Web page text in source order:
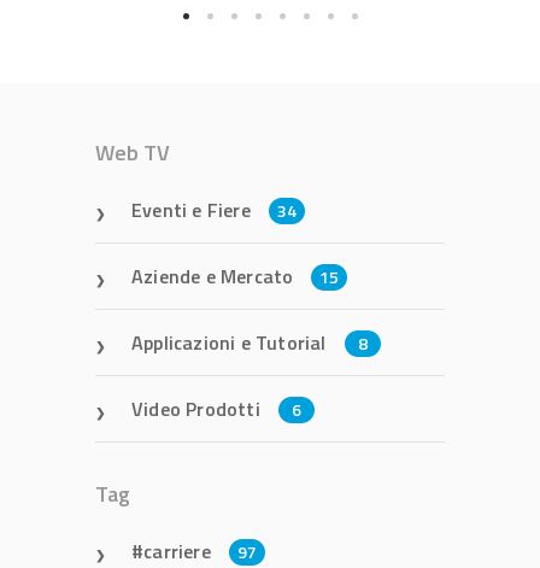
Web TV
Eventi e Fiere 34
Aziende e Mercato 15
Applicazioni e Tutorial 8
Video Prodotti 6
Tag
carriere 97